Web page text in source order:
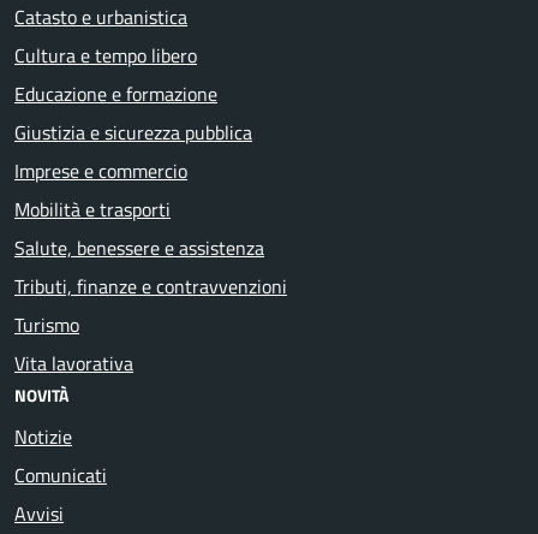
Catasto e urbanistica
Cultura e tempo libero
Educazione e formazione
Giustizia e sicurezza pubblica
Imprese e commercio
Mobilità e trasporti
Salute, benessere e assistenza
Tributi, finanze e contravvenzioni
Turismo
Vita lavorativa
NOVITÀ
Notizie
Comunicati
Avvisi